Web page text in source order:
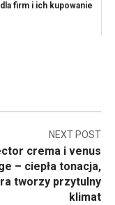
firm i ich kupowanie
NEXT POST
crema i venus
– ciepła tonacja,
tworzy przytulny
klimat